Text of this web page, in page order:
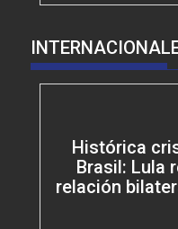
Histórica
Brasil: Lula
relación